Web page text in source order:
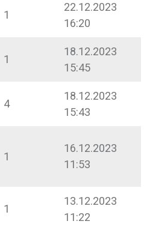
1
22.12.2023
16:20
1
18.12.2023
15:45
4
18.12.2023
15:43
1
16.12.2023
11:53
1
13.12.2023
11:22